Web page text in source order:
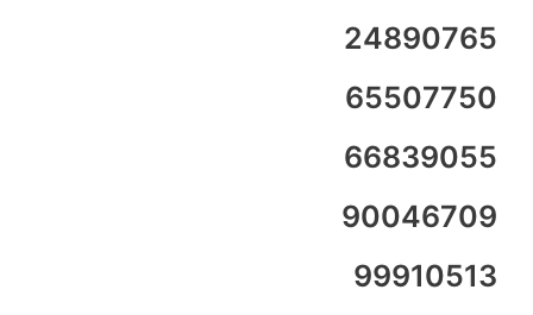
24890765
65507750
66839055
90046709
99910513